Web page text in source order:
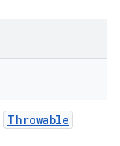
Throwable